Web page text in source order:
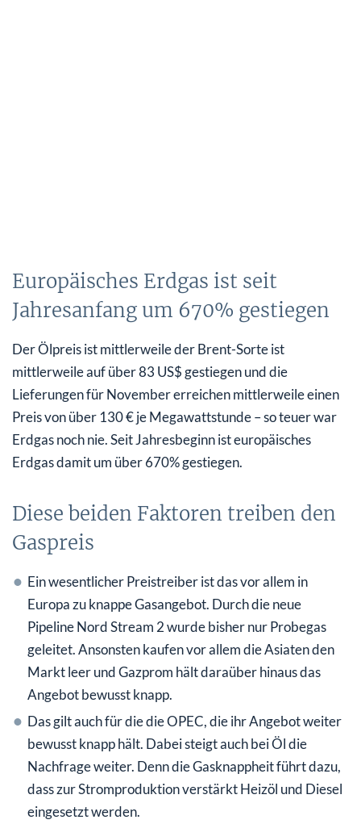
Europäisches Erdgas ist seit
Jahresanfang um 670% gestiegen
Der Ölpreis ist mittlerweile der Brent-Sorte ist
mittlerweile auf über 83 US$ gestiegen und die
Lieferungen für November erreichen mittlerweile einen
Preis von über 130 € je Megawattstunde – so teuer war
Erdgas noch nie. Seit Jahresbeginn ist europäisches
Erdgas damit um über 670% gestiegen.
Diese beiden Faktoren treiben den
Gaspreis
Ein wesentlicher Preistreiber ist das vor allem in
Europa zu knappe Gasangebot. Durch die neue
Pipeline Nord Stream 2 wurde bisher nur Probegas
geleitet. Ansonsten kaufen vor allem die Asiaten den
Markt leer und Gazprom hält daraüber hinaus das
Angebot bewusst knapp.
Das gilt auch für die die OPEC, die ihr Angebot weiter
bewusst knapp hält. Dabei steigt auch bei Öl die
Nachfrage weiter. Denn die Gasknappheit führt dazu,
dass zur Stromproduktion verstärkt Heizöl und Diesel
eingesetzt werden.